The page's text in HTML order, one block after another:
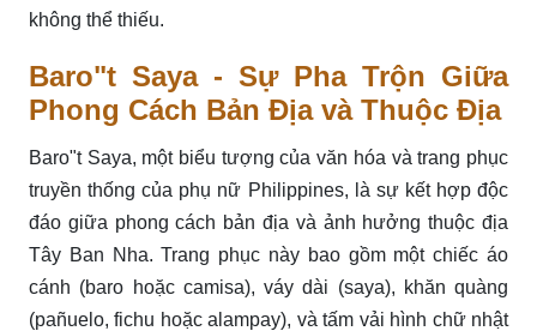
không thể thiếu.
Baro"t Saya - Sự Pha Trộn Giữa
Phong Cách Bản Địa và Thuộc Địa
Baro"t Saya, một biểu tượng của văn hóa và trang phục
truyền thống của phụ nữ Philippines, là sự kết hợp độc
đáo giữa phong cách bản địa và ảnh hưởng thuộc địa
Tây Ban Nha. Trang phục này bao gồm một chiếc áo
cánh (baro hoặc camisa), váy dài (saya), khăn quàng
(pañuelo, fichu hoặc alampay), và tấm vải hình chữ nhật